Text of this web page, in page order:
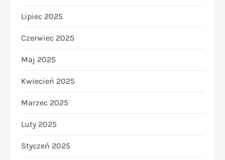
Lipiec 2025
Czerwiec 2025
Maj 2025
Kwiecień 2025
Marzec 2025
Luty 2025
Styczeń 2025